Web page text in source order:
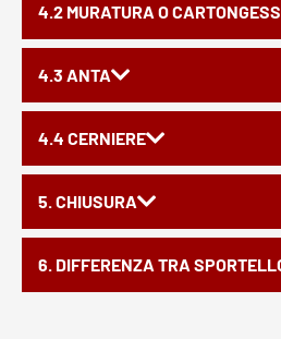
4.2 MURATURA O
4.3 ANTA
4.4 CERNIERE
5. CHIUSURA
6. DIFFERENZA TRA